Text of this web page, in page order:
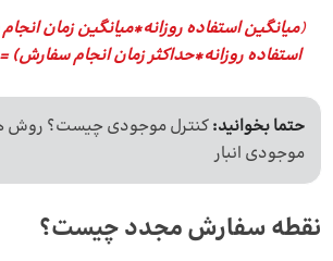
(میانگین استفاده روزانه*میانگین زمان
استفاده روزانه*حداکثر زمان انجام
حتما بخوانید:کنترل موجودی چیست؟ روش
موجودی انبار
نقطه سفارش مجدد چیست؟